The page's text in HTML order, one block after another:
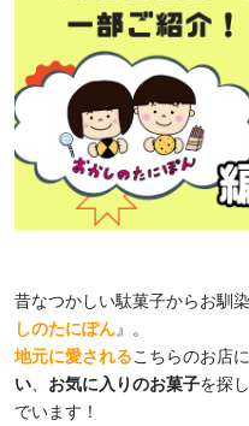
昔なつかしい駄菓子からお馴
しのたにぽん』。
地元に愛されるこちらのお店に
い
お気に入りのお菓子を探
でいます！